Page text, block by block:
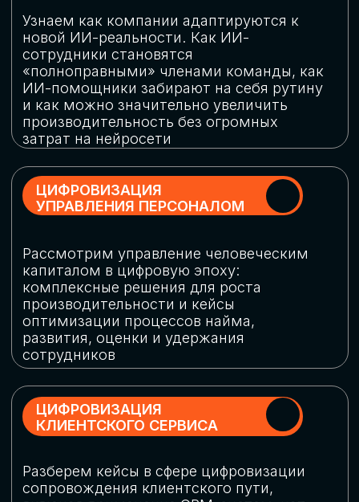
огромную статью затрат
ОБЛАЧНЫЕ ТЕХНОЛОГИИ
Подискутируем, какие облачные решения
существуют на рынке и почему
использование мультиоблачных моделей
не только снижает затраты, но и
«пересборки» бизнес-моделей
СКАЧАТЬ
ПРОГРАММУ
КОНФЕРЕНЦИИ
Оставьте заявку, мы направим вам
программу конференции
СКАЧАТЬ ПРОГРАММУ